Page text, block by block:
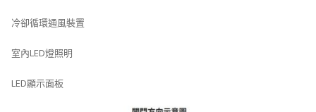
冷卻循環通風裝置
室內LED燈照明
LED顯示面板